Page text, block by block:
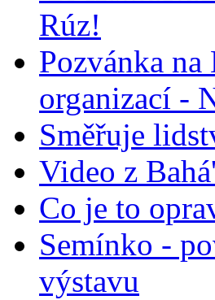
Rúz!
Pozvánka na
organizací -
Směřuje
Video z
Co je to
Semínko -
výstavu